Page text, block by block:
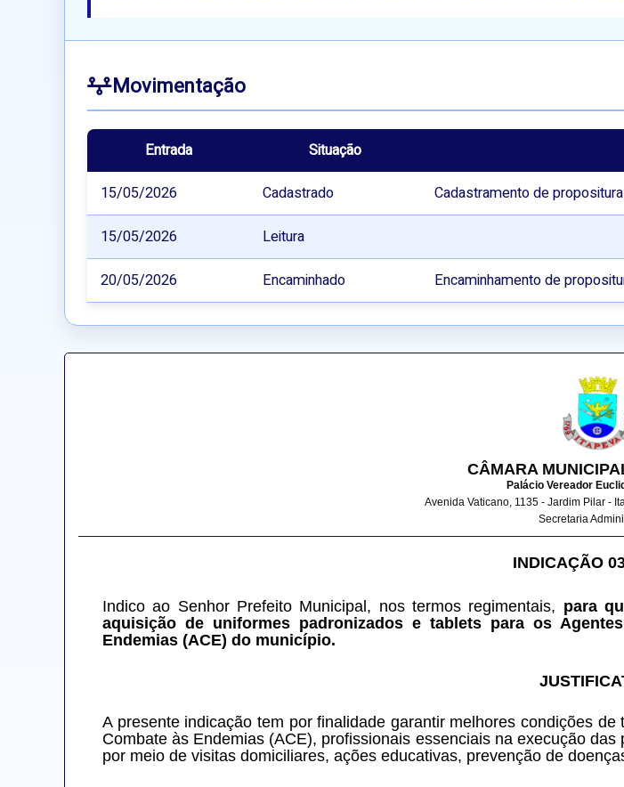
Movimentação
Entrada Situação
15/05/2026
Cadastrado Cadastramento de propositura
15/05/2026 Leitura
20/05/2026 Encaminhado Encaminhamento de
CÂMARA
Palácio Vereador
Avenida Vaticano, 1135 - Jardim Pilar -
Secretaria
INDICAÇÃO
Indico ao Senhor Prefeito Municipal, nos termos regimentais, para
aquisição de uniformes padronizados e tablets para os
Endemias (ACE) do município.
A presente indicação tem por finalidade garantir melhores condições
Combate às Endemias (ACE), profissionais essenciais na execução
por meio de visitas domiciliares, ações educativas, prevenção de